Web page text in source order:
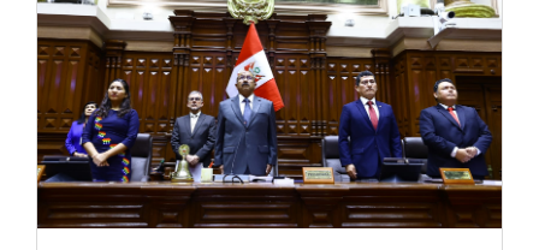
de la oficina de la Defensoría de Ayacucho entre otros.
(C.M.C)
PRENSA-CONGRESO
Puede encontrar más información en nuestra página web
y redes sociales.
http://www.congreso.gob.pe/
Facebook:
https://www.facebook.com/congresodelarepublicadelperu?